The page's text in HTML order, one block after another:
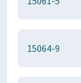
15064-9